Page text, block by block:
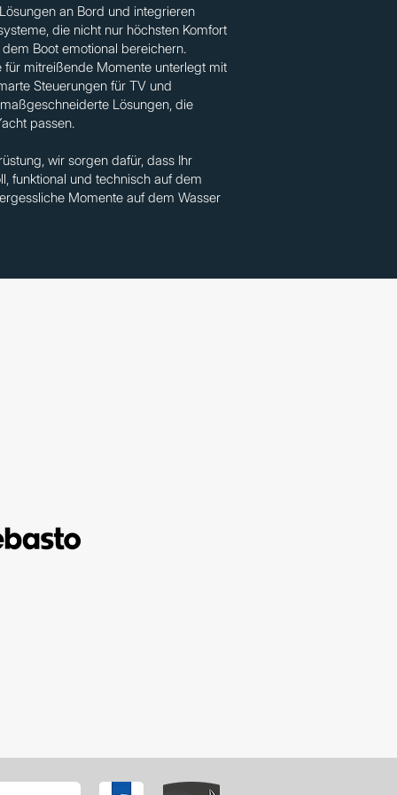
an Bord und integrieren
die nicht nur höchsten Komfort
Boot emotional bereichern.
mitreißende Momente unterlegt mit
Steuerungen für TV und
Lösungen, die
passen.
wir sorgen dafür, dass Ihr
funktional und technisch auf dem
Momente auf dem Wasser